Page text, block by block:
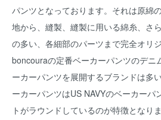
パンツとなっております。それは原綿
地から、縫製、縫製に用いる綿糸、さ
の多い、各細部のパーツまで完全オリ
boncouraの定番ベーカーパンツのデニ
ーカーパンツを展開するブランドは多
ーカーパンツはUS NAVYのベーカーパ
トがラウンドしているのが特徴となり